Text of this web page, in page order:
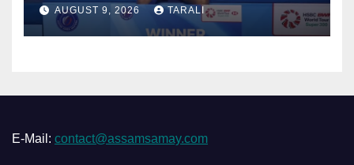
AUGUST 9, 2026 TARALI
E-Mail: contact@assamsamay.com